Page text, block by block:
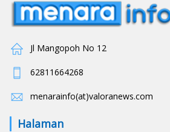
Jl Mangopoh No 12
62811664268
menarainfo(at)valoranews.com
Halaman